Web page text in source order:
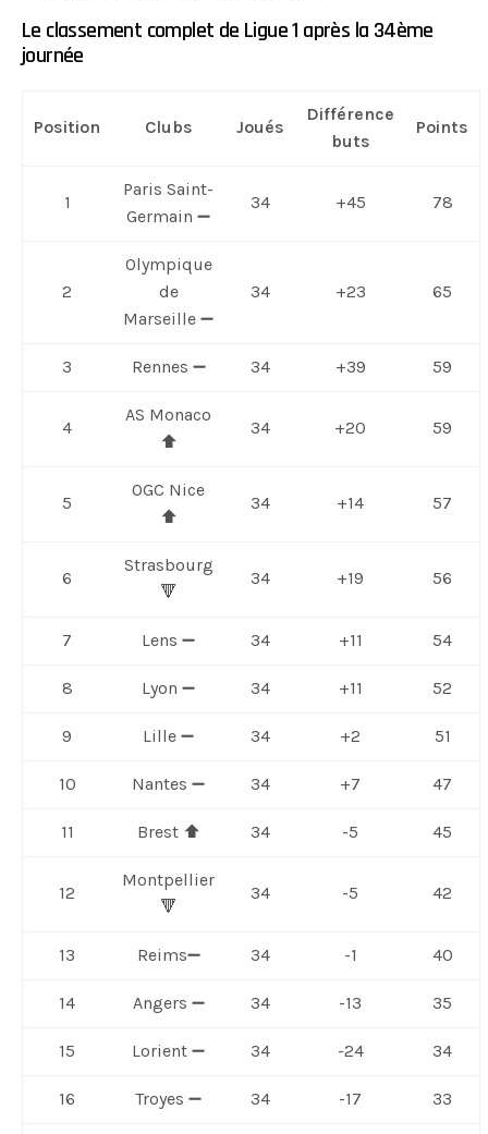
Le classement complet de Ligue 1 après la 34ème
journée
Position Clubs Joués
Différence
buts
Points
1
Paris Saint-
Germain ➖
34 +45 78
2
Olympique
de
Marseille ➖
34 +23 65
3 Rennes ➖ 34 +39 59
4
AS Monaco
⬆️
34 +20 59
5
OGC Nice
⬆️
34 +14 57
6
Strasbourg
🔻
34 +19 56
7 Lens ➖ 34 +11 54
8 Lyon ➖ 34 +11 52
9 Lille ➖ 34 +2 51
10 Nantes ➖ 34 +7 47
11 Brest ⬆️ 34 -5 45
12
Montpellier
🔻
34 -5 42
13 Reims➖ 34 -1 40
14 Angers ➖ 34 -13 35
15 Lorient ➖ 34 -24 34
16 Troyes ➖ 34 -17 33